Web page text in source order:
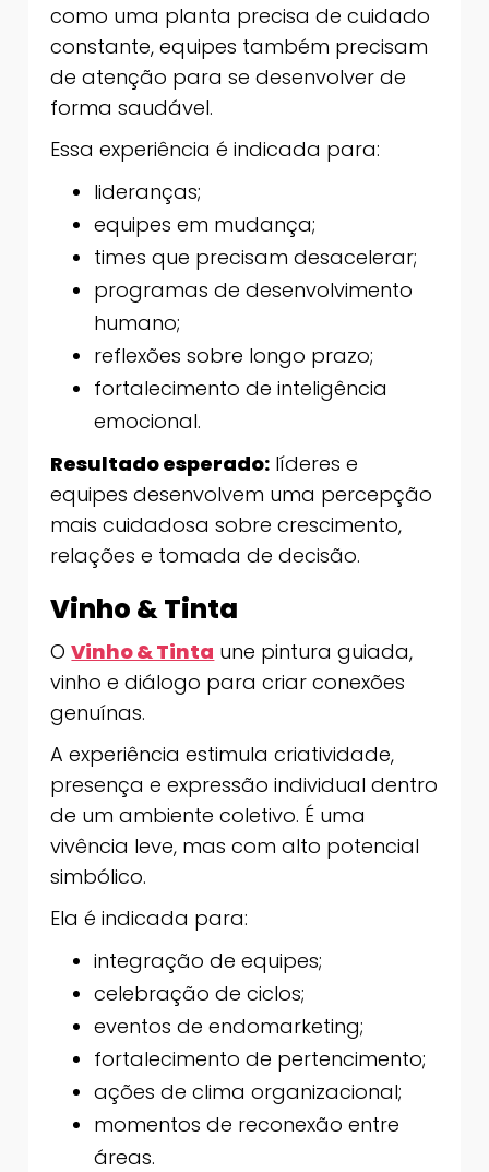
como uma planta precisa de cuidado
constante, equipes também precisam
de atenção para se desenvolver de
forma saudável.
Essa experiência é indicada para:
lideranças;
equipes em mudança;
times que precisam desacelerar;
programas de desenvolvimento
humano;
reflexões sobre longo prazo;
fortalecimento de inteligência
emocional.
Resultado esperado: líderes e
equipes desenvolvem uma percepção
mais cuidadosa sobre crescimento,
relações e tomada de decisão.
Vinho & Tinta
OVinho & Tinta une pintura guiada,
vinho e diálogo para criar conexões
genuínas.
A experiência estimula criatividade,
presença e expressão individual dentro
de um ambiente coletivo. É uma
vivência leve, mas com alto potencial
simbólico.
Ela é indicada para:
integração de equipes;
celebração de ciclos;
eventos de endomarketing;
fortalecimento de pertencimento;
ações de clima organizacional;
momentos de reconexão entre
áreas.